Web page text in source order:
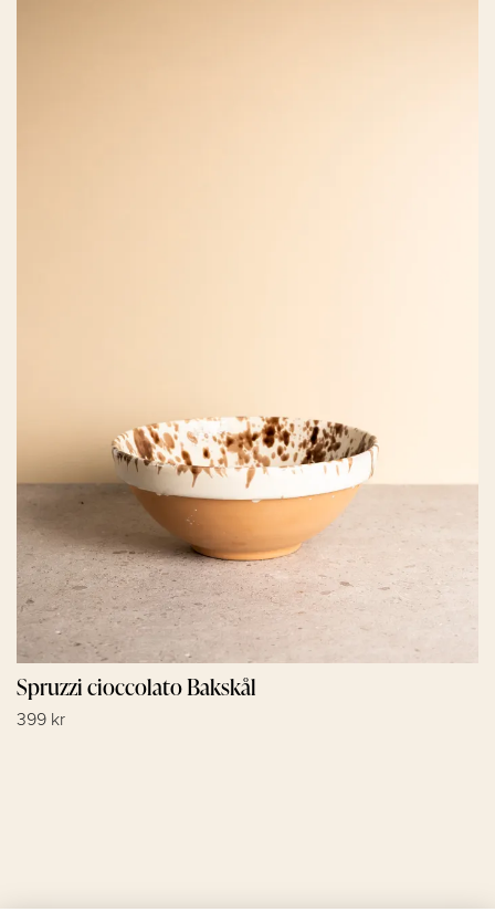
Spruzzi cioccolato Bakskål
399 kr